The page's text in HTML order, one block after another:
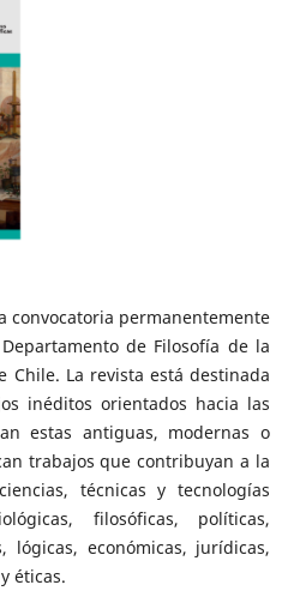
convocatoria permanentemente
de Filosofía de la
Chile. La revista está destinada
inéditos orientados hacia las
estas antiguas, modernas o
trabajos que contribuyan a la
técnicas y tecnologías
filosóficas, políticas,
lógicas, económicas, jurídicas,
éticas.